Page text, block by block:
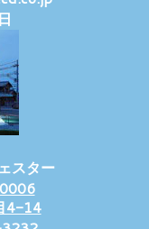
スター
4-14